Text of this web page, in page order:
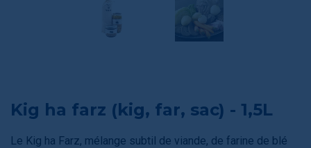
Kig ha farz (kig, far, sac) - 1,5L
Le Kig ha Farz, mélange subtil de viande, de farine de blé